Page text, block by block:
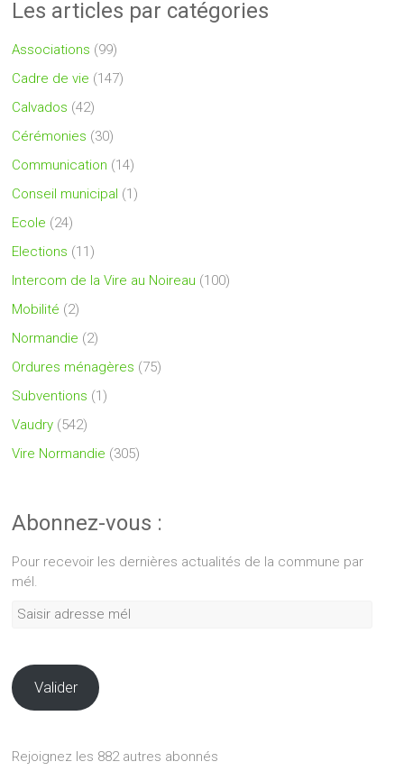
Les articles par catégories
Associations (99)
Cadre de vie (147)
Calvados (42)
Cérémonies (30)
Communication (14)
Conseil municipal (1)
Ecole (24)
Elections (11)
Intercom de la Vire au Noireau (100)
Mobilité (2)
Normandie (2)
Ordures ménagères (75)
Subventions (1)
Vaudry (542)
Vire Normandie (305)
Abonnez-vous :
Pour recevoir les dernières actualités de la commune par
mél.
Saisir
Valider
Rejoignez les 882 autres abonnés